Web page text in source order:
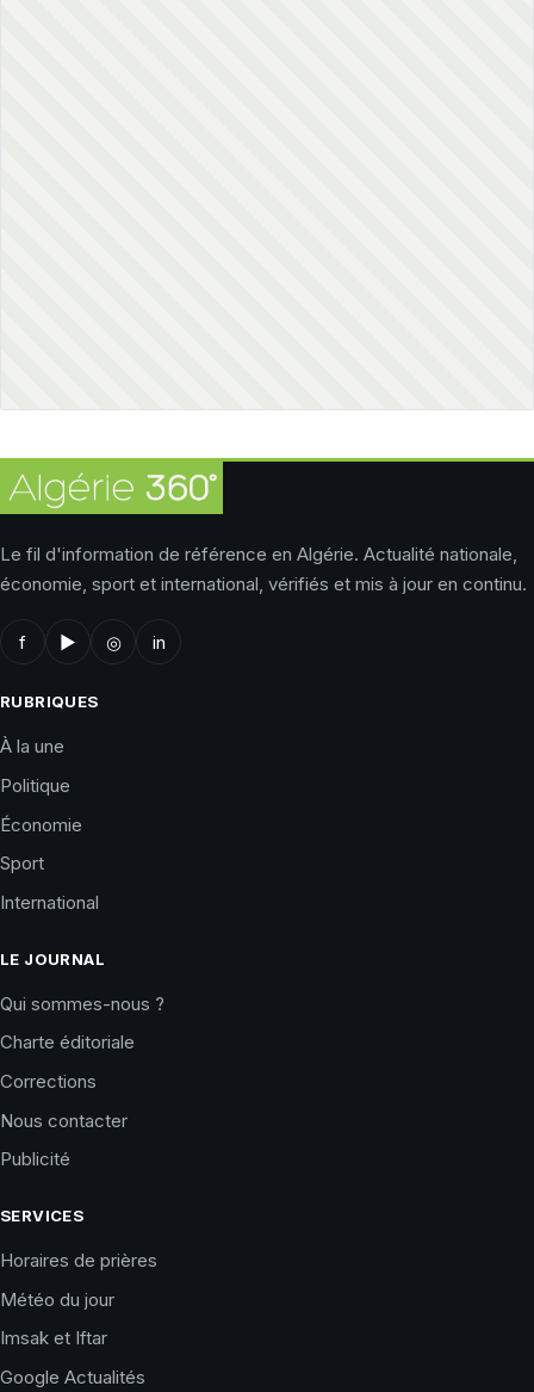
Le fil d'information de référence en Algérie. Actualité nationale,
économie, sport et international, vérifiés et mis à jour en continu.
f ▶ ◎ in
RUBRIQUES
À la une
Politique
Économie
Sport
International
LE JOURNAL
Qui sommes-nous ?
Charte éditoriale
Corrections
Nous contacter
Publicité
SERVICES
Horaires de prières
Météo du jour
Imsak et Iftar
Google Actualités